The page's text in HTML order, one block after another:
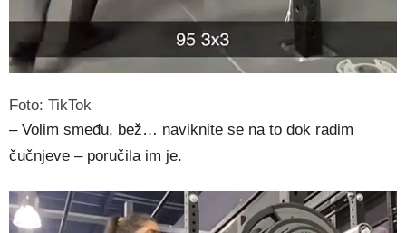
Foto: TikTok
– Volim smeđu, bež… naviknite se na to dok radim
čučnjeve – poručila im je.